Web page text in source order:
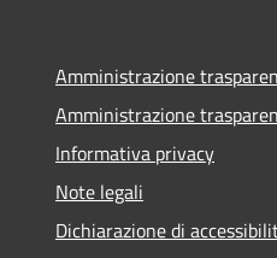
Amministrazione
Amministrazione
Informativa privacy
Note legali
Dichiarazione di